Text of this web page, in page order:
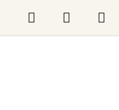
Hledat
KOŠÍK